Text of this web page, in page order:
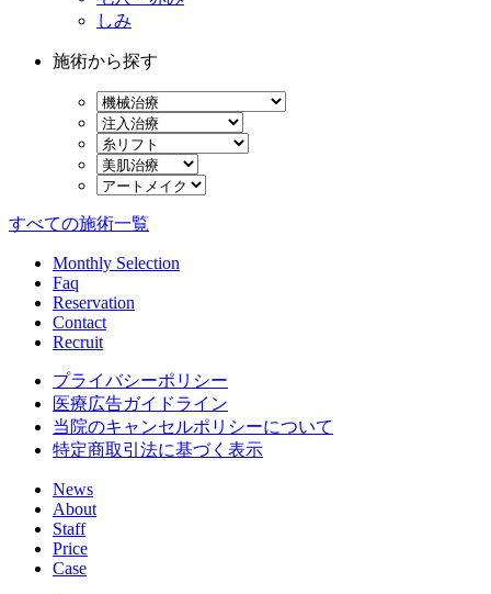
しみ
施術から探す
すべての施術一覧
Monthly Selection
Faq
Reservation
Contact
Recruit
プライバシーポリシー
医療広告ガイドライン
当院のキャンセルポリシーについて
特定商取引法に基づく表示
News
About
Staff
Price
Case